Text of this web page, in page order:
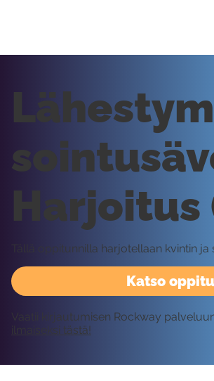
Katso
Harjoitus
Tällä oppitunnilla harjotellaan kvintin
Vaatii kirjautumisen Rockway
ilmaiseksi tästä!